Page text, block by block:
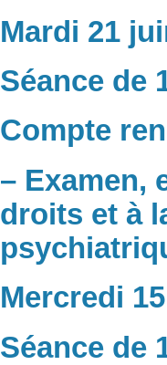
Mardi 21
Séance de
Compte
– Examen,
droits et à
Mercredi
Séance de